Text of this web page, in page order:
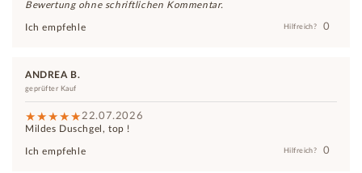
Bewertung ohne schriftlichen Kommentar.
Ich empfehle Hilfreich? 0
ANDREA B.
geprüfter Kauf
22.07.2026
Mildes Duschgel, top !
Ich empfehle Hilfreich? 0